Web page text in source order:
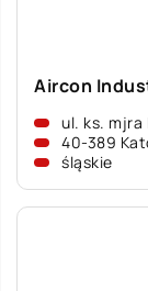
Aircon
ul. ks. mjra
40-389
śląskie